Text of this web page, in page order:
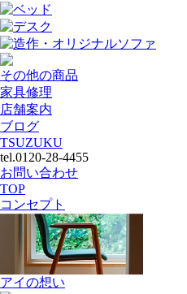
ベッド
デスク
造作・オリジナルソファ
その他の商品
家具修理
店舗案内
ブログ
TSUZUKU
tel.0120-28-4455
お問い合わせ
TOP
コンセプト
アイの想い